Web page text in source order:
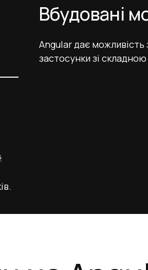
Вбудовані
Angular дає
застосунки зі